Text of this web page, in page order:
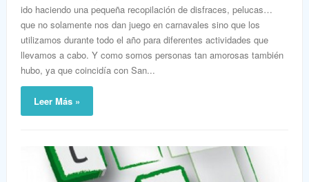
ido haciendo una pequeña recopilación de disfraces, pelucas…
que no solamente nos dan juego en carnavales sino que los
utilizamos durante todo el año para diferentes actividades que
llevamos a cabo. Y como somos personas tan amorosas también
hubo, ya que coincidía con San...
Leer Más »